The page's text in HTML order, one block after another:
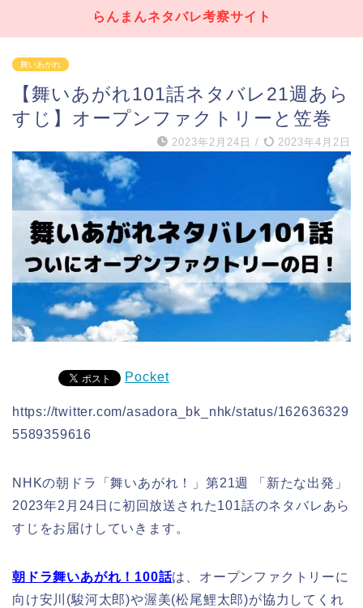
らんまんネタバレ考察サイト
舞いあがれ
【舞いあがれ101話ネタバレ21週あら
すじ】オープンファクトリーと笠巻
2023年2月24日 / 2023年4月2日
Pocket
https://twitter.com/asadora_bk_nhk/status/162636329
5589359616
NHKの朝ドラ「舞いあがれ！」第21週 「新たな出発」
2023年2月24日に初回放送された101話のネタバレあら
すじをお届けしていきます。
朝ドラ舞いあがれ！100話は、オープンファクトリーに
向け安川(駿河太郎)や渥美(松尾鯉太郎)が協力してくれ